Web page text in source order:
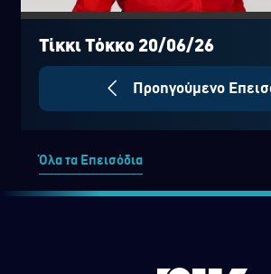
0
seconds
seconds
Τίκκι Τόκκο 20/06/26
Προηγούμενο
Όλα τα Επεισόδια